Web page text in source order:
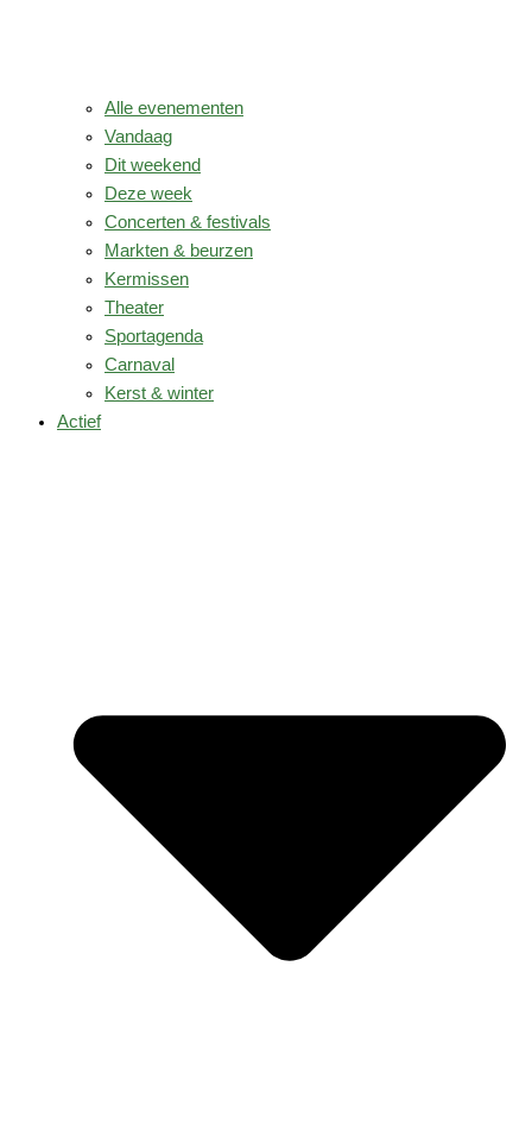
Alle evenementen
Vandaag
Dit weekend
Deze week
Concerten & festivals
Markten & beurzen
Kermissen
Theater
Sportagenda
Carnaval
Kerst & winter
Actief